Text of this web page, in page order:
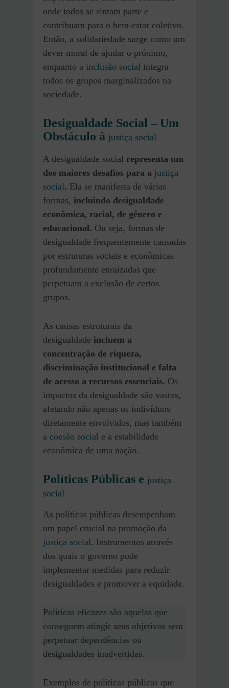
onde todos se sintam parte e
contribuam para o bem-estar coletivo.
Então, a solidariedade surge como um
dever moral de ajudar o próximo,
enquanto a inclusão social integra
todos os grupos marginalizados na
sociedade.
Desigualdade Social – Um
Obstáculo à justiça social
A desigualdade social representa um
dos maiores desafios para a justiça
social. Ela se manifesta de várias
formas, incluindo desigualdade
econômica, racial, de gênero e
educacional. Ou seja, formas de
desigualdade frequentemente causadas
por estruturas sociais e econômicas
profundamente enraizadas que
perpetuam a exclusão de certos
grupos.
As causas estruturais da
desigualdade incluem a
concentração de riqueza,
discriminação institucional e falta
de acesso a recursos essenciais. Os
impactos da desigualdade são vastos,
afetando não apenas os indivíduos
diretamente envolvidos, mas também
a coesão social e a estabilidade
econômica de uma nação.
Políticas Públicas e justiça
social
As políticas públicas desempenham
um papel crucial na promoção da
justiça social. Instrumentos através
dos quais o governo pode
implementar medidas para reduzir
desigualdades e promover a equidade.
Políticas eficazes são aquelas que
conseguem atingir seus objetivos sem
perpetuar dependências ou
desigualdades inadvertidas.
Exemplos de políticas públicas que